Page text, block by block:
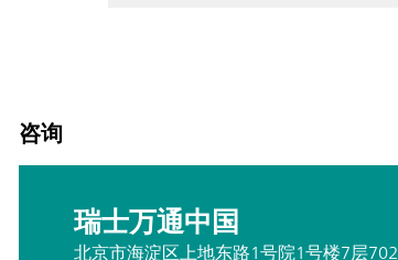
咨询
瑞士万通中国
北京市海淀区上地东路1号院1号楼7层702